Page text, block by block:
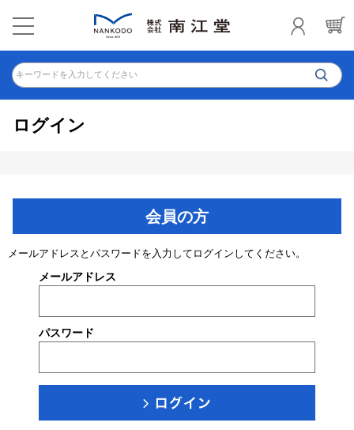
キーワードを入力してください
ログイン
会員の方
メールアドレスとパスワードを入力してログインしてください。
メールアドレス
パスワード